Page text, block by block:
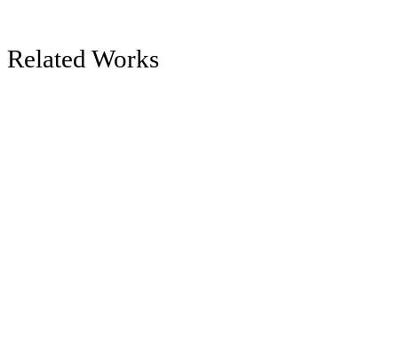
Related Works